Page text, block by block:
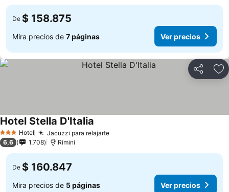
De $ 158.875
Mira precios de 7 páginas Ver precios
Compartir
3 Estrellas
Hotel Jacuzzi para relajarte
Hotel Stella D'Italia
6,6 1.708 Rímini
De $ 160.847
Mira precios de 5 páginas Ver precios